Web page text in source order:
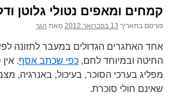
קמחים ומאפים נטולי גלוטן
פורסם בתאריך 13 בפברואר 2012 מאת הגר
אחד האתגרים הגדולים במעבר לתזונה
החיטה ובמיוחד לחם, כפי שכתב אסף.
מפליג בערכי הסוכר, בעיכול, באנרגיה,
שאינם חולי סוכרת.